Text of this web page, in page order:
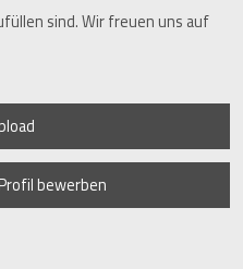
sind. Wir freuen uns auf
bewerben